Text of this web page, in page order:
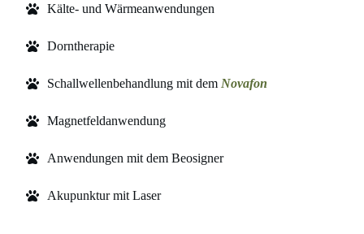
Kälte- und Wärmeanwendungen
Dorntherapie
Schallwellenbehandlung mit dem Novafon
Magnetfeldanwendung
Anwendungen mit dem Beosigner
Akupunktur mit Laser